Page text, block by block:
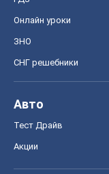
Онлайн уроки
ЗНО
СНГ решебники
Авто
Тест Драйв
Акции